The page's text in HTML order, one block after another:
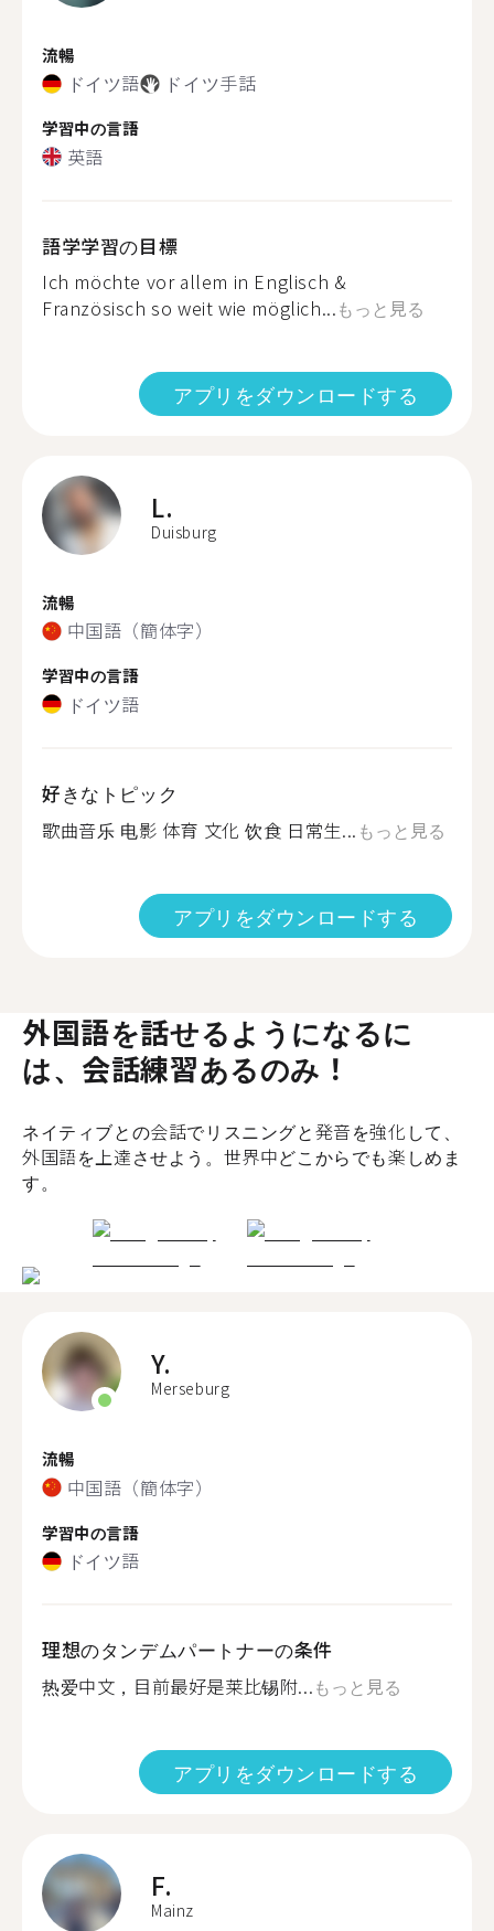
流暢
ドイツ語 ドイツ手話
学習中の言語
英語
語学学習の目標
Ich möchte vor allem in Englisch &
Französisch so weit wie möglich...もっと見る
アプリをダウンロードする
L.
Duisburg
流暢
中国語（簡体字）
学習中の言語
ドイツ語
好きなトピック
歌曲音乐 电影 体育 文化 饮食 日常生... もっと見る
アプリをダウンロードする
外国語を話せるようになるに
は、会話練習あるのみ！
ネイティブとの会話でリスニングと発音を強化して、
外国語を上達させよう。世界中どこからでも楽しめま
す。
Y.
Merseburg
流暢
中国語（簡体字）
学習中の言語
ドイツ語
理想のタンデムパートナーの条件
热爱中文，目前最好是莱比锡附...もっと見る
アプリをダウンロードする
F.
Mainz